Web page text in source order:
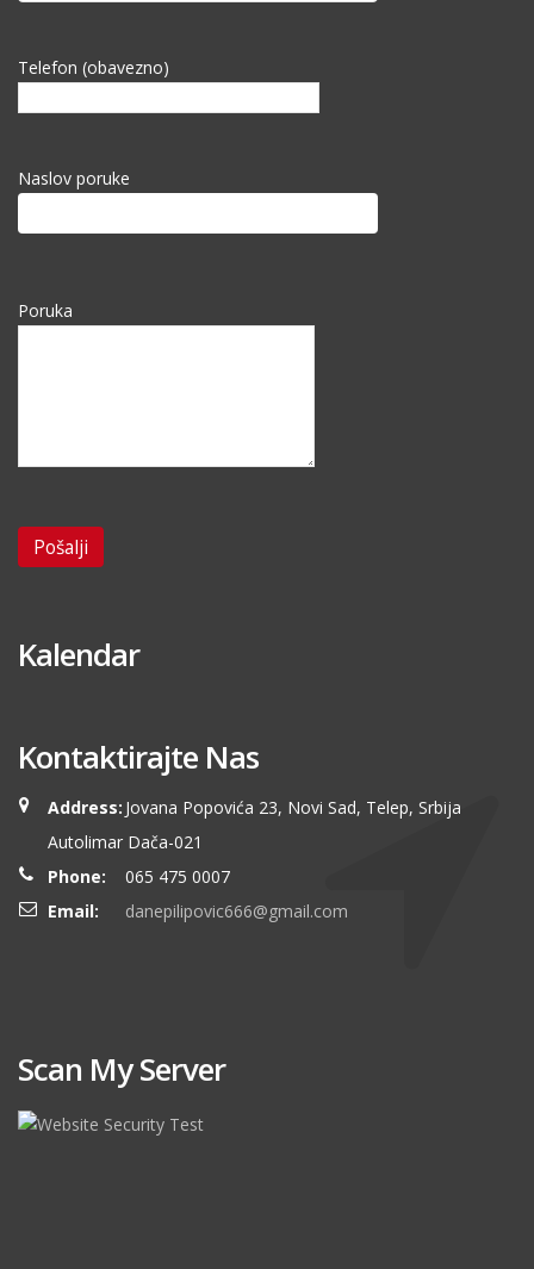
Telefon (obavezno)
Naslov poruke
Poruka
Kalendar
Kontaktirajte Nas
Address: Jovana Popovića 23, Novi Sad, Telep, Srbija
Autolimar Dača-021
Phone:
065 475 0007
Email:
danepilipovic666@gmail.com
Scan My Server